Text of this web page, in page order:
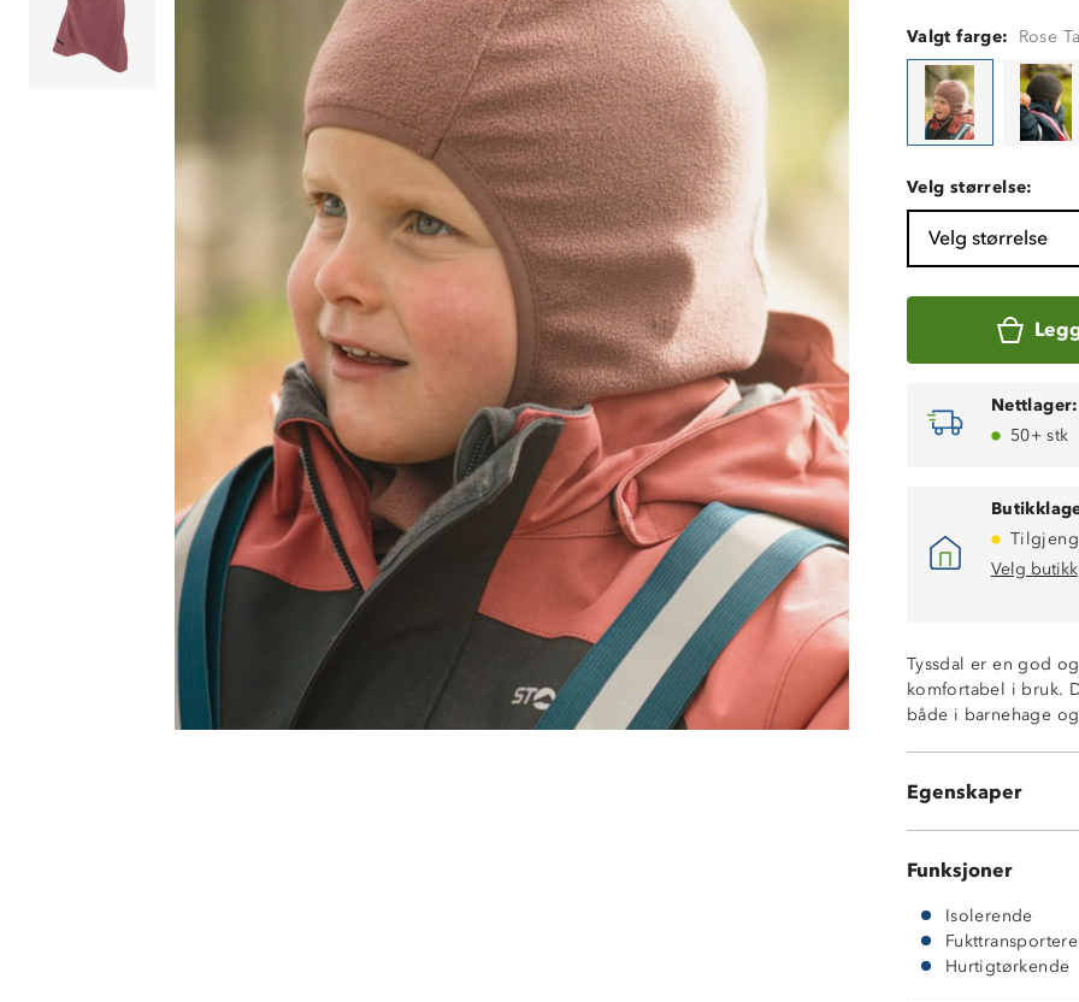
Valgt farge: Rose
Velg størrelse:
Velg størrelse
Nettlager:
50+ stk
Velg butikk
Tyssdal er en god
komfortabel i bruk.
både i barnehage
Egenskaper
165g
Funksjoner
Isolerende
Hurtigtørkende